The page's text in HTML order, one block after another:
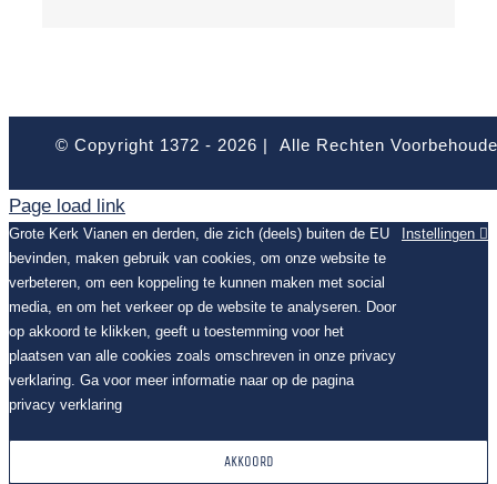
© Copyright 1372 - 2026 | Alle Rechten
Page load link
Grote Kerk Vianen en derden, die zich (deels) buiten de EU
bevinden, maken gebruik van cookies, om onze website te
verbeteren, om een koppeling te kunnen maken met social
media, en om het verkeer op de website te analyseren. Door
op akkoord te klikken, geeft u toestemming voor het
plaatsen van alle cookies zoals omschreven in onze privacy
verklaring. Ga voor meer informatie naar op de pagina
privacy verklaring
Instellingen
AKKOORD